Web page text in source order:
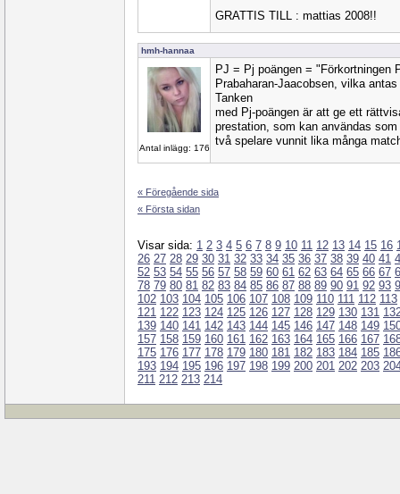
GRATTIS TILL : mattias 2008!!
hmh-hannaa
Antal inlägg: 176
PJ = Pj poängen = "Förkortningen
Prabaharan-Jaacobsen, vilka
Tanken
med Pj-poängen är att ge ett
prestation, som kan användas
två spelare vunnit lika många
« Föregående sida
« Första sidan
Visar sida: 1 2 3 4 5 6 7 8 9 10 11 12 13 14 15 16
26 27 28 29 30 31 32 33 34 35 36 37 38 39 40 41
52 53 54 55 56 57 58 59 60 61 62 63 64 65 66 67
78 79 80 81 82 83 84 85 86 87 88 89 90 91 92 93
102 103 104 105 106 107 108 109 110 111 112 113
121 122 123 124 125 126 127 128 129 130 131
139 140 141 142 143 144 145 146 147 148 149
157 158 159 160 161 162 163 164 165 166 167
175 176 177 178 179 180 181 182 183 184 185
193 194 195 196 197 198 199 200 201 202 203
211 212 213 214